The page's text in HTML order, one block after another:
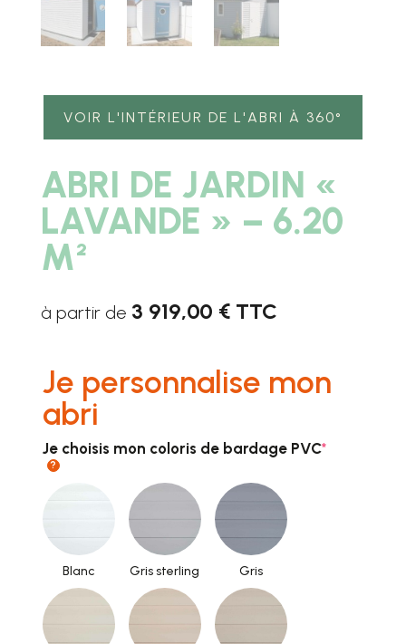
VOIR L'INTÉRIEUR DE L'ABRI À 360°
ABRI DE JARDIN «
LAVANDE » – 6.20
M²
à partir de 3 919,00 € TTC
Je personnalise mon
abri
Je choisis mon coloris de bardage PVC*
?
Blanc Gris sterling Gris